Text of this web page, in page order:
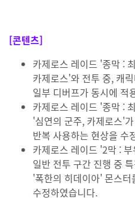
[콘텐츠]
카제로스 레이드 '종막 :
카제로스'와 전투 중, 캐
일부 디버프가 동시에 적
카제로스 레이드 '종막 :
'심연의 군주, 카제로스'
반복 사용하는 현상을 수
카제로스 레이드 '2막 :
일반 전투 구간 진행 중
'폭한의 히데이아' 몬스
수정하였습니다.